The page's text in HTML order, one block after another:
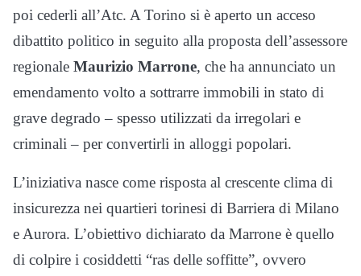
poi cederli all’Atc. A Torino si è aperto un acceso
dibattito politico in seguito alla proposta dell’assessore
regionale Maurizio Marrone, che ha annunciato un
emendamento volto a sottrarre immobili in stato di
grave degrado – spesso utilizzati da irregolari e
criminali – per convertirli in alloggi popolari.
L’iniziativa nasce come risposta al crescente clima di
insicurezza nei quartieri torinesi di Barriera di Milano
e Aurora. L’obiettivo dichiarato da Marrone è quello
di colpire i cosiddetti “ras delle soffitte”, ovvero